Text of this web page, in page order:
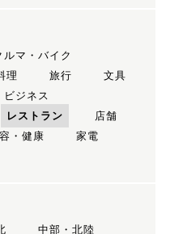
ルマ・バイク
理 旅行
文具
ビジネス
レストラン
店舗
・健康
家電
中部・北陸